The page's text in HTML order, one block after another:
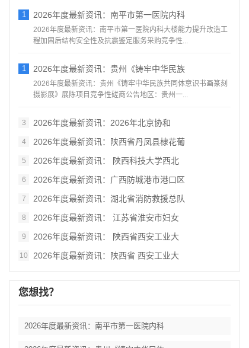
1 2026年度最新资讯：南平市第一医院内科
2026年度最新资讯：南平市第一医院内科大楼能力提升改造工
程加固后结构安全性及抗震鉴定服务采购竞争性...
1 2026年度最新资讯：贵州《铸牢中华民族
2026年度最新资讯：贵州《铸牢中华民族共同体意识书画篆刻
摄影展》展陈项目竞争性磋商公告地区：贵州一...
3 2026年度最新资讯：2026年北京协和
4 2026年度最新资讯：陕西省丹凤县棣花葡
5 2026年度最新资讯： 陕西科技大学西北
6 2026年度最新资讯：广西防城港市港口区
7 2026年度最新资讯：湖北省消防救援总队
8 2026年度最新资讯： 江苏省淮安市妇女
9 2026年度最新资讯： 陕西省西安工业大
10 2026年度最新资讯：陕西省 西安工业大
您想找？
2026年度最新资讯：南平市第一医院内科